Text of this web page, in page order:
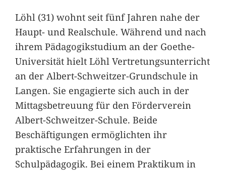
Löhl (31) wohnt seit fünf Jahren nahe der
Haupt- und Realschule. Während und nach
ihrem Pädagogikstudium an der Goethe-
Universität hielt Löhl Vertretungsunterricht
an der Albert-Schweitzer-Grundschule in
Langen. Sie engagierte sich auch in der
Mittagsbetreuung für den Förderverein
Albert-Schweitzer-Schule. Beide
Beschäftigungen ermöglichten ihr
praktische Erfahrungen in der
Schulpädagogik. Bei einem Praktikum in